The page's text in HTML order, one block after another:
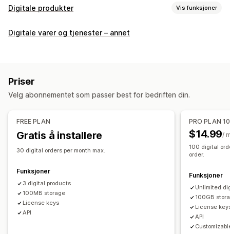
Digitale produkter Vis funksjoner
Produkttyper
Nedlastingsadministrasjon
E-postlevering
Masseopplasting
Nedlastingsgrenser
Analyse
SMTP
Eksternt driftet
Filsikkerhet
Digitale varer og tjenester – annet
Priser
Velg abonnementet som passer best for bedriften din.
FREE PLAN
Gratis å installere
30 digital orders per month max.
Funksjoner
3 digital products
100MB storage
License keys
API
PRO PLAN
$14.99/
100 digital
order.
Funksjoner
Unlimited
100GB
License
API